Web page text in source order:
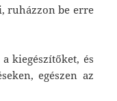
ruházzon be erre
kiegészítőket, és
egészen az